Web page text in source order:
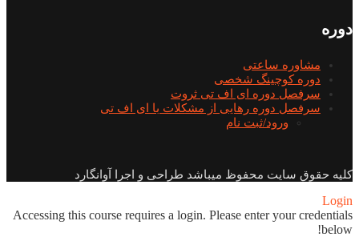
دوره
مشاوره ساعتی
دوره کوچینگ شخصی
سرفصل دوره ای اف تی ثروت
سرفصل دوره رهایی از مشکلات با ای اف تی
ورود/ثبت نام
کلیه حقوق سایت محفوظ میباشد طراحی و اجرا آوانگارد
Login
Accessing this course requires a login. Please enter your credentials
below!